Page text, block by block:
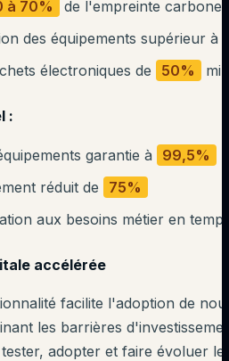
à 70%
de l'empreinte carbone
des équipements supérieur à
électroniques de
50%
:
garantie à
99,5%
réduit de
75%
aux besoins métier en
accélérée
facilite l'adoption de
les barrières
adopter et faire évoluer